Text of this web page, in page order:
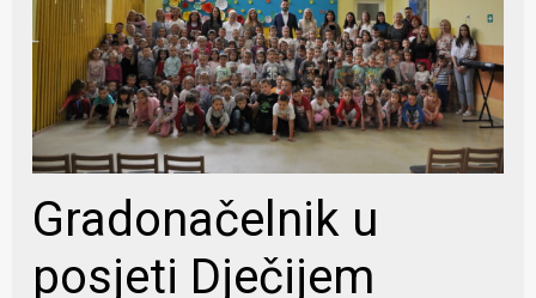
Gradonačelnik u
posjeti Dječijem